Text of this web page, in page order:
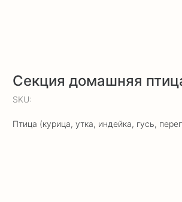
Секция домашняя
SKU:
Птица (курица, утка, индейка, гусь,